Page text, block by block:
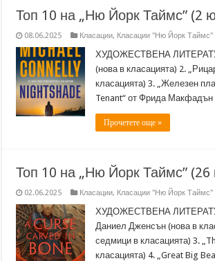
Топ 10 на „Ню Йорк Таймс” (2
08.06.2025 Класации, Класации "Ню Йорк Таймс"
ХУДОЖЕСТВЕНА
(нова в класацията) 2.
класацията) 3. „Железен
Tenant“ от Фрида Макфадън
Прочетете още »
Топ 10 на „Ню Йорк Таймс”
02.06.2025 Класации, Класации "Ню Йорк Таймс"
ХУДОЖЕСТВЕНА
Даниел Дженсън (нова в
седмици в класацията) 3.
класацията) 4. „Great Big